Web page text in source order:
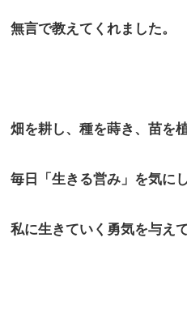
無言で教えてくれました。
畑を耕し、種を蒔き、苗を
毎日「生きる営み」を気に
私に生きていく勇気を与え